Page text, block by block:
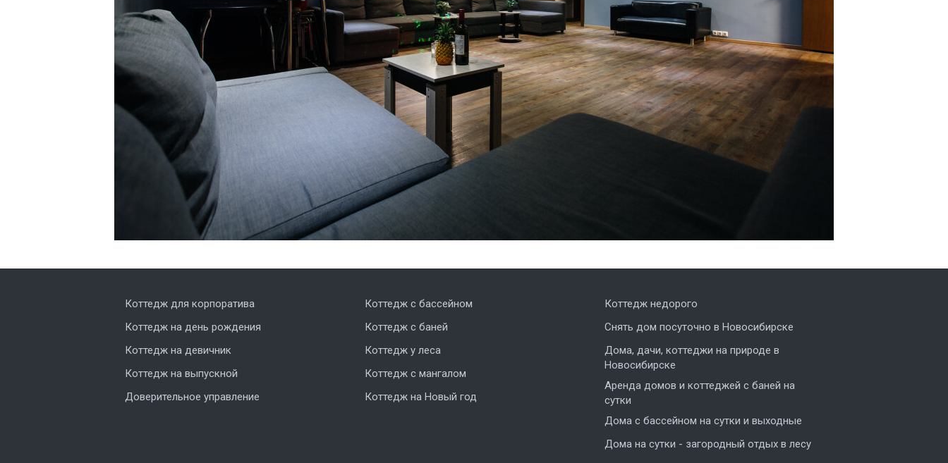
Коттедж для корпоратива
Коттедж на день рождения
Коттедж на девичник
Коттедж на выпускной
Доверительное управление
Коттедж с бассейном
Коттедж с баней
Коттедж у леса
Коттедж с мангалом
Коттедж на Новый год
Коттедж недорого
Снять дом посуточно в Новосибирске
Дома, дачи, коттеджи на природе в
Новосибирске
Аренда домов и коттеджей с баней на
сутки
Дома с бассейном на сутки и выходные
Дома на сутки - загородный отдых в лесу